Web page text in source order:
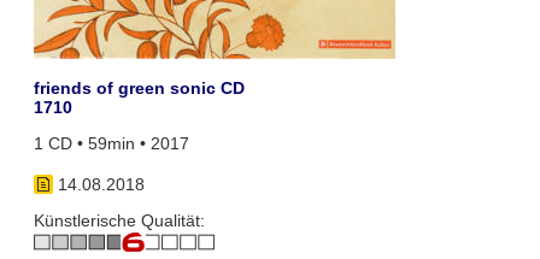
friends of green sonic CD
1710
1 CD • 59min • 2017
14.08.2018
Künstlerische Qualität: